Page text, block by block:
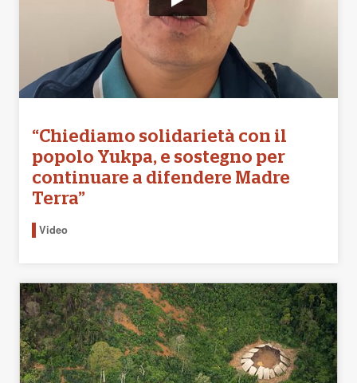
“Chiediamo solidarietà con il
popolo Yukpa, e sostegno per
continuare a difendere Madre
Terra”
Video